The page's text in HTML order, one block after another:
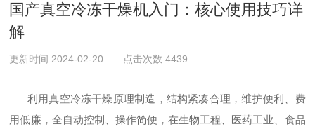
国产真空冷冻干燥机入门：核心使用技巧详
解
更新时间:2024-02-20 点击次数:4439
利用真空冷冻干燥原理制造，结构紧凑合理，维护便利、费
用低廉，全自动控制、操作简便，在生物工程、医药工业、食品